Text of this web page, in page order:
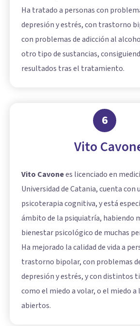
Ha tratado a personas con
depresión y estrés, con trastorno
con problemas de adicción al
otro tipo de sustancias,
resultados tras el tratamiento.
6
Vito
Vito Cavonees licenciado en
Universidad de Catania, cuenta con
psicoterapia cognitiva, y está
ámbito de la psiquiatría, habiendo
bienestar psicológico de muchas
Ha mejorado la calidad de vida a
trastorno bipolar, con problemas
depresión y estrés, y con distintos
como el miedo a volar, o el miedo a
abiertos.